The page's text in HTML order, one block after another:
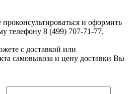
и оформить
телефону 8 (499) 707-71-77.
с доставкой или
самовывоза и цену доставки Вы